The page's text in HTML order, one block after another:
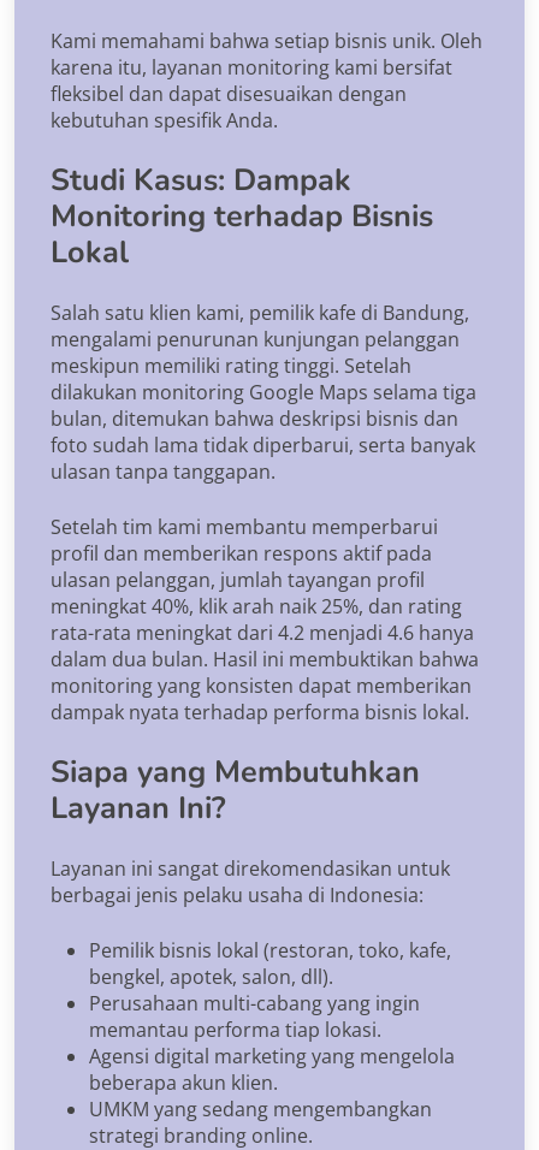
Kami memahami bahwa setiap bisnis unik. Oleh
karena itu, layanan monitoring kami bersifat
fleksibel dan dapat disesuaikan dengan
kebutuhan spesifik Anda.
Studi Kasus: Dampak
Monitoring terhadap Bisnis
Lokal
Salah satu klien kami, pemilik kafe di Bandung,
mengalami penurunan kunjungan pelanggan
meskipun memiliki rating tinggi. Setelah
dilakukan monitoring Google Maps selama tiga
bulan, ditemukan bahwa deskripsi bisnis dan
foto sudah lama tidak diperbarui, serta banyak
ulasan tanpa tanggapan.
Setelah tim kami membantu memperbarui
profil dan memberikan respons aktif pada
ulasan pelanggan, jumlah tayangan profil
meningkat 40%, klik arah naik 25%, dan rating
rata-rata meningkat dari 4.2 menjadi 4.6 hanya
dalam dua bulan. Hasil ini membuktikan bahwa
monitoring yang konsisten dapat memberikan
dampak nyata terhadap performa bisnis lokal.
Siapa yang Membutuhkan
Layanan Ini?
Layanan ini sangat direkomendasikan untuk
berbagai jenis pelaku usaha di Indonesia:
Pemilik bisnis lokal (restoran, toko, kafe,
bengkel, apotek, salon, dll).
Perusahaan multi-cabang yang ingin
memantau performa tiap lokasi.
Agensi digital marketing yang mengelola
beberapa akun klien.
UMKM yang sedang mengembangkan
strategi branding online.